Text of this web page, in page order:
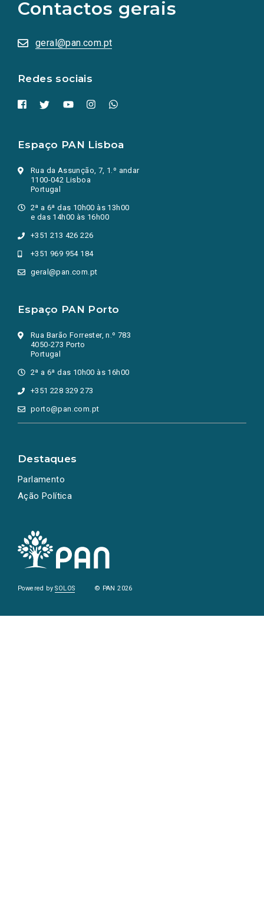
Contactos gerais
geral@pan.com.pt
Redes sociais
redes
sociais
numa
nova
Espaço PAN Lisboa
Rua da Assunção, 7, 1.º andar
1100-042 Lisboa
Portugal
2ª a 6ª das 10h00 às 13h00
e das 14h00 às 16h00
+351 213 426 226
+351 969 954 184
geral@pan.com.pt
Espaço PAN Porto
Rua Barão Forrester, n.º 783
4050-273 Porto
Portugal
2ª a 6ª das 10h00 às 16h00
+351 228 329 273
porto@pan.com.pt
Destaques
Parlamento
Ação Política
Powered bySOLOS © PAN 2026